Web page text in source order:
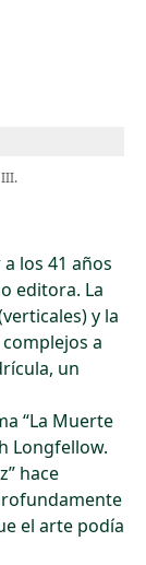
los 41 años
editora. La
y la
a
un
“La Muerte
Longfellow.
hace
el arte podía